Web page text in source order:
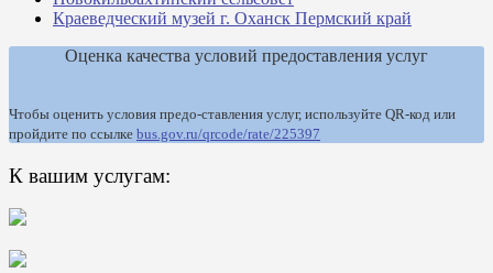
Краеведческий музей г. Оханск Пермский край
Оценка качества условий предоставления услуг
Чтобы оценить условия предо-ставления услуг, используйте QR-код или
пройдите по ссылке bus.gov.ru/qrcode/rate/225397
К вашим услугам: